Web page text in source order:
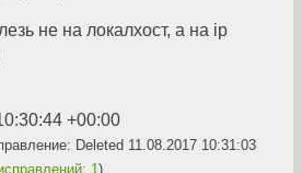
не на локалхост, а на ip
+00:00
Deleted 11.08.2017 10:31:03
1)